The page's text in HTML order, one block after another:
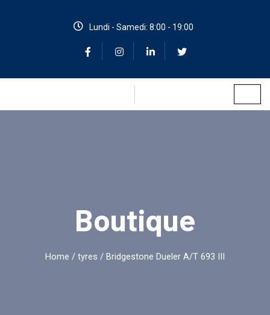
Lundi - Samedi: 8:00 - 19:00
Boutique
Home / tyres / Bridgestone Dueler A/T 693 III